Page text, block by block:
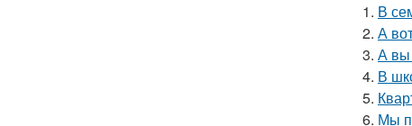
1. В
2. А
3. А вы
4. В
5.
6. Мы